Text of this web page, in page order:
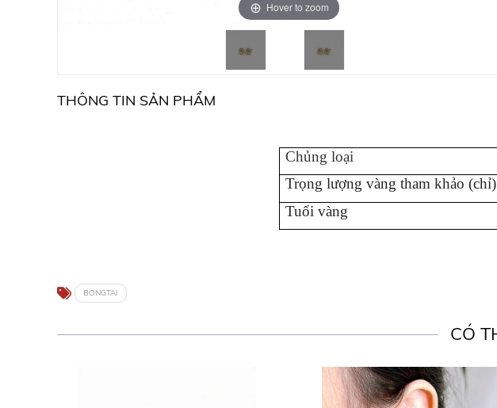
Hover to zoom
THÔNG TIN SẢN PHẨM
Chủng loại
Trọng lượng vàng tham khảo (chỉ)
Tuổi vàng
BONGTAI
CÓ